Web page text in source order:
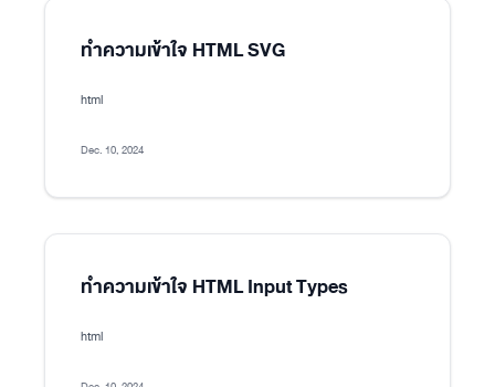
ทำความเข้าใจ HTML SVG
html
Dec. 10, 2024
ทำความเข้าใจ HTML Input Types
html